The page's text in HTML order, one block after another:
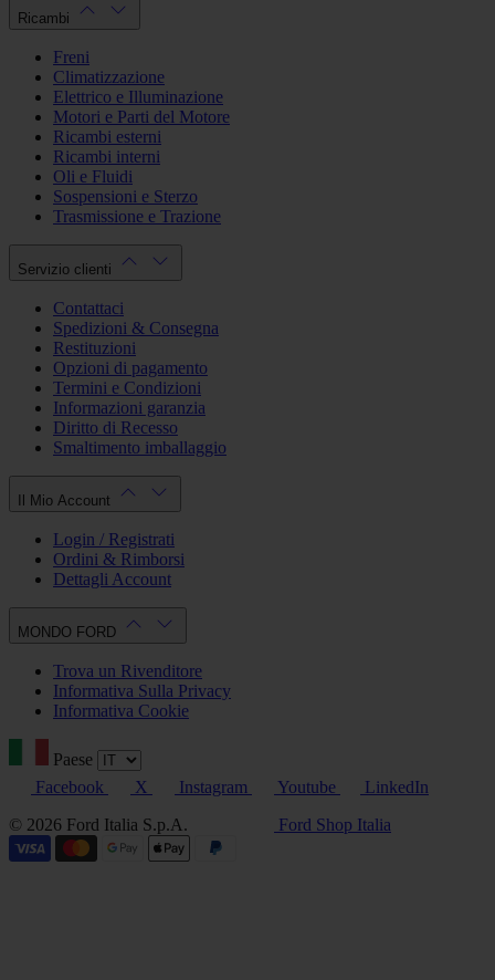
Ricambi
Freni
Climatizzazione
Elettrico e Illuminazione
Motori e Parti del Motore
Ricambi esterni
Ricambi interni
Oli e Fluidi
Sospensioni e Sterzo
Trasmissione e Trazione
Servizio clienti
Contattaci
Spedizioni & Consegna
Restituzioni
Opzioni di pagamento
Termini e Condizioni
Informazioni garanzia
Diritto di Recesso
Smaltimento imballaggio
Il Mio Account
Login / Registrati
Ordini & Rimborsi
Dettagli Account
MONDO FORD
Trova un Rivenditore
Informativa Sulla Privacy
Informativa Cookie
Paese
Facebook
X Instagram Youtube
LinkedIn
© 2026 Ford Italia S.p.A.
Ford Shop Italia